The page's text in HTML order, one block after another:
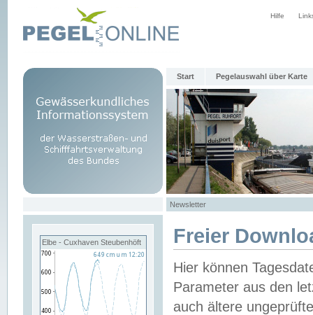
Hilfe
Start Pegelauswahl über Karte
Newsletter
Elbe - Cuxhaven Steubenhöft Freier
Hier können
Parameter aus den
auch ältere